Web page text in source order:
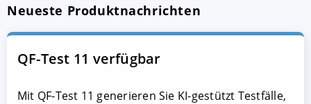
Neueste Produktnachrichten
QF-Test 11 verfügbar
Mit QF-Test 11 generieren Sie KI-gestützt Testfälle,